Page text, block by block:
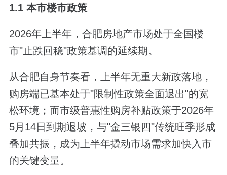
1.1 本市楼市政策
2026年上半年，合肥房地产市场处于全国楼
市"止跌回稳"政策基调的延续期。
从合肥自身节奏看，上半年无重大新政落地，
购房端已基本处于"限制性政策全面退出"的宽
松环境；而市级普惠性购房补贴政策于2026年
5月14日到期退坡，与"金三银四"传统旺季形成
叠加共振，成为上半年撬动市场需求加快入市
的关键变量。